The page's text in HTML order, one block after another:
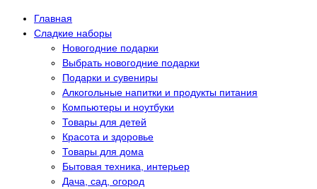
Главная
Сладкие наборы
Новогодние подарки
Выбрать новогодние подарки
Подарки и сувениры
Алкогольные напитки и продукты питания
Компьютеры и ноутбуки
Товары для детей
Красота и здоровье
Товары для дома
Бытовая техника, интерьер
Дача, сад, огород